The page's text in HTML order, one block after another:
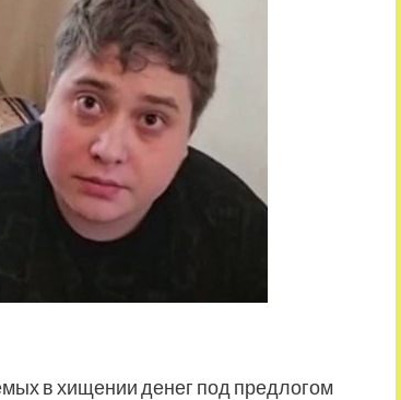
в хищении денег под предлогом